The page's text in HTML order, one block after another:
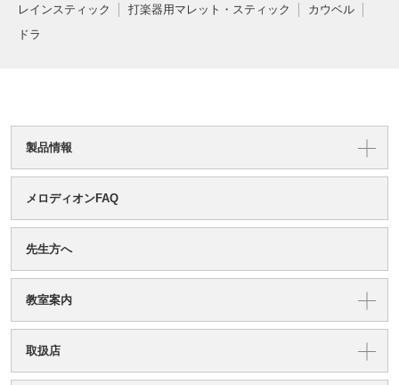
レインスティック
打楽器用マレット・スティック
カウベル
ドラ
製品情報
メロディオンFAQ
先生方へ
教室案内
取扱店